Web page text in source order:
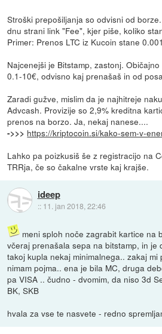
Stroški prepošiljanja so odvisni od
dnu strani link "Fee", kjer piše, koliko
Primer: Prenos LTC iz Kucoin stane
Najcenejši je Bitstamp, zastonj.
0.1-10€, odvisno kaj prenašaš in od
Zaradi gužve, mislim da je najhitreje
Advcash. Provizije so 2,9% kreditna
prenos na borzo. Ja, nekaj nanese....
->>> https://kriptocoin.si/kako-sem-v-
Lahko pa poizkusiš še z registracijo na
TRRja, če so čakalne vrste kaj krajše.
ideep
:: 11. jan 2018, 22:46
meni sploh noče zagrabit kartice na
včeraj prenašala sepa na bitstamp, in je
takoj kupla nekaj minimalnega.. zakaj
nimam pojma.. ena je bila MC, druga
pa VISA .. čudno - dvomim, da niso 3d
BK, SKB
hvala za vse te nasvete - redno